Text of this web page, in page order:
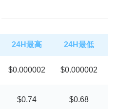
24H最高 24H最低
$0.000002 $0.000002
$0.74 $0.68